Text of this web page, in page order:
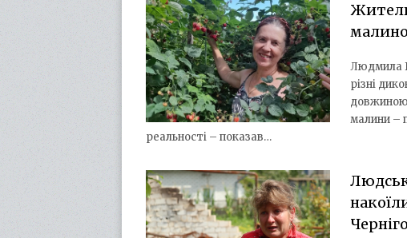
Людмила
різні
довжиною
малини –
реальності – показав…